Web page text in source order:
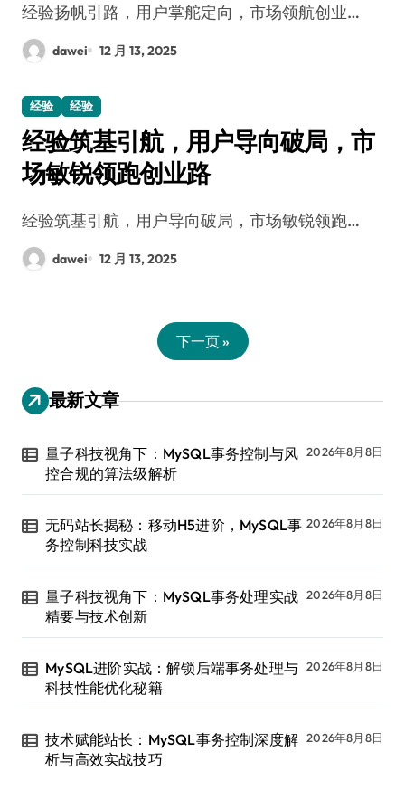
经验扬帆引路，用户掌舵定向，市场领航创业…
dawei 12 月 13, 2025
经验 经验
经验筑基引航，用户导向破局，市
场敏锐领跑创业路
经验筑基引航，用户导向破局，市场敏锐领跑…
dawei 12 月 13, 2025
下一页 »
最新文章
量子科技视角下：MySQL事务控制与风
控合规的算法级解析
2026年8月8日
无码站长揭秘：移动H5进阶，MySQL事
务控制科技实战
2026年8月8日
量子科技视角下：MySQL事务处理实战
精要与技术创新
2026年8月8日
MySQL进阶实战：解锁后端事务处理与
科技性能优化秘籍
2026年8月8日
技术赋能站长：MySQL事务控制深度解
析与高效实战技巧
2026年8月8日